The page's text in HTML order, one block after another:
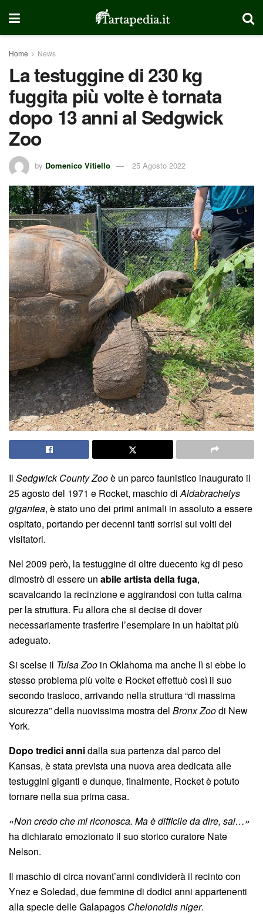
Home News
La testuggine di 230 kg
fuggita più volte è tornata
dopo 13 anni al Sedgwick
Zoo
by Domenico Vitiello 25 Agosto 2022
Il Sedgwick County Zooè un parco faunistico inaugurato il
25 agosto del 1971 e Rocket, maschio diAldabrachelys
gigantea, è stato uno dei primi animali in assoluto a essere
ospitato, portando per decenni tanti sorrisi sui volti dei
visitatori.
Nel 2009 però, la testuggine di oltre duecento kg di peso
dimostrò di essere un abile artista della fuga,
scavalcando la recinzione e aggirandosi con tutta calma
per la struttura. Fu allora che si decise di dover
necessariamente trasferire l’esemplare in un habitat più
adeguato.
Si scelse il Tulsa Zoo in Oklahoma ma anche lì si ebbe lo
stesso problema più volte e Rocket effettuò così il suo
secondo trasloco, arrivando nella struttura “di massima
sicurezza” della nuovissima mostra del Bronx Zoodi New
York.
Dopo tredici annidalla sua partenza dal parco del
Kansas, è stata prevista una nuova area dedicata alle
testuggini giganti e dunque, finalmente, Rocket è potuto
tornare nella sua prima casa.
«Non credo che mi riconosca. Ma è difficile da dire, sai…»
ha dichiarato emozionato il suo storico curatore Nate
Nelson.
Il maschio di circa novant’anni condividerà il recinto con
Ynez e Soledad, due femmine di dodici anni appartenenti
alla specie delle Galapagos Chelonoidis niger.